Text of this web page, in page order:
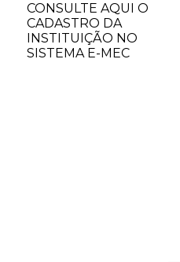
CONSULTE AQUI O
CADASTRO DA
INSTITUIÇÃO NO
SISTEMA E-MEC